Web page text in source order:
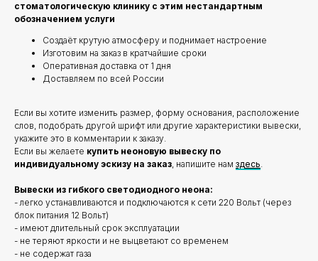
стоматологическую клинику с этим нестандартным
обозначением услуги
Создаёт крутую атмосферу и поднимает настроение
Изготовим на заказ в кратчайшие сроки
Оперативная доставка от 1 дня
Доставляем по всей России
Если вы хотите изменить размер, форму основания, расположение
слов, подобрать другой шрифт или другие характеристики вывески,
укажите это в комментарии к заказу.
Если вы желаете купить неоновую вывеску по
индивидуальному эскизу на заказ, напишите нам здесь.
Вывески из гибкого светодиодного неона:
- легко устанавливаются и подключаются к сети 220 Вольт (через
блок питания 12 Вольт)
- имеют длительный срок эксплуатации
- не теряют яркости и не выцветают со временем
- не содержат газа